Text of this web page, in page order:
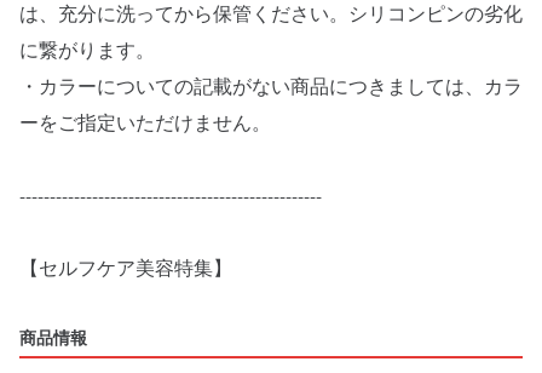
は、充分に洗ってから保管ください。シリコンピンの劣化
に繋がります。
・カラーについての記載がない商品につきましては、カラ
ーをご指定いただけません。
--------------------------------------------------
【セルフケア美容特集】
商品情報